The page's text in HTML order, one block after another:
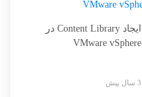
ایجاد Content Library در
VMware vSphere